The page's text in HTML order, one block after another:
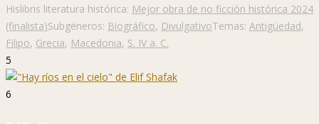
Hislibris literatura histórica: Mejor obra de no ficción histórica 2024
(finalista)Subgéneros: Biográfico, DivulgativoTemas: Antigüedad,
Filipo, Grecia, Macedonia, S. IV a. C.
5
6